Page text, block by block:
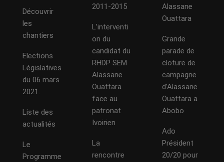
Découvrir
les
chantiers
Elections
Législatives
du 06 mars
2021.
Liste des
actualités
Le
Programme
2011-2015
L’interventi
on du
candidat du
RHDP SEM
Alassane
Ouattara
face au
patronat
Ivoirien
La
rencontre
Alassane
Ouattara
Grande
parade de
cloture de
campagne
d’Alassane
Ouattara a
Abobo
Ado
Président
20/20 pour